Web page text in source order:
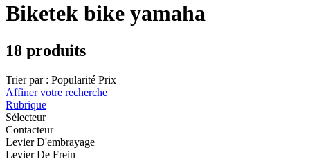
Biketek bike yamaha
18 produits
Trier par : Popularité Prix
Affiner votre recherche
Rubrique
Sélecteur
Contacteur
Levier D'embrayage
Levier De Frein